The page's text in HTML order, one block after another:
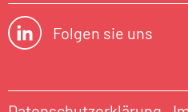
Folgen sie uns